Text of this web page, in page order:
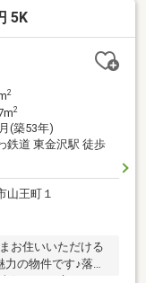
5K
2
2
(築53年)
鉄道 東金沢駅 徒歩
山王町１
お住いいただける
の物件です♪落ち